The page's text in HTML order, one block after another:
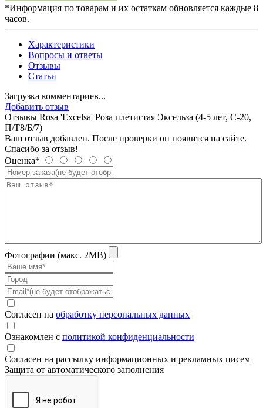
*Информация по товарам и их остаткам обновляется каждые 8
часов.
Характеристики
Вопросы и ответы
Отзывы
Статьи
Загрузка комментариев...
Добавить отзыв
Отзывы Rosa 'Excelsa' Роза плетистая Эксельза (4-5 лет, С-20,
П/Т8/Б/7)
Ваш отзыв добавлен. После проверки он появится на сайте.
Спасибо за отзыв!
Оценка*
Фотографии (макс. 2MB)
Согласен на обработку персональных данных
Ознакомлен с политикой конфиденциальности
Согласен на рассылку информационных и рекламных писем
Защита от автоматического заполнения